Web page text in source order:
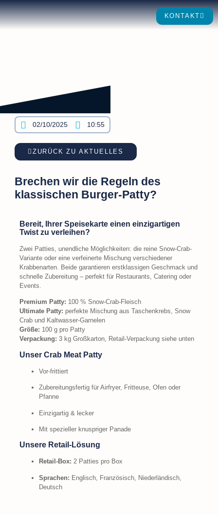
KONTAKT
02/10/2025 10:55
ZURÜCK ZU AKTUELLES
Brechen wir die Regeln des
klassischen Burger-Patty?
Bereit, Ihrer Speisekarte einen einzigartigen
Twist zu verleihen?
Zwei Patties, unendliche Möglichkeiten: die reine Snow-Crab-
Variante oder eine verfeinerte Mischung verschiedener
Krabbenarten. Beide garantieren erstklassigen Geschmack und
schnelle Zubereitung – perfekt für Restaurants, Catering oder
Events.
Premium Patty: 100 % Snow-Crab-Fleisch
Ultimate Patty: perfekte Mischung aus Taschenkrebs, Snow
Crab und Kaltwasser-Garnelen
Größe: 100 g pro Patty
Verpackung: 3 kg Großkarton, Retail-Verpackung siehe unten
Unser Crab Meat Patty
Vor-frittiert
Zubereitungsfertig für Airfryer, Fritteuse, Ofen oder
Pfanne
Einzigartig & lecker
Mit spezieller knuspriger Panade
Unsere Retail-Lösung
Retail-Box: 2 Patties pro Box
Sprachen: Englisch, Französisch, Niederländisch,
Deutsch